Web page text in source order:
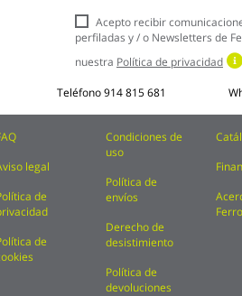
boletín
noticias:
Acepto recibir
perfiladas y / o Newsletters de
nuestra Política de privacidad
Teléfono914 815 681
legal
de
de
Condiciones de
uso
Política de
envíos
Derecho de
desistimiento
Política de
devoluciones